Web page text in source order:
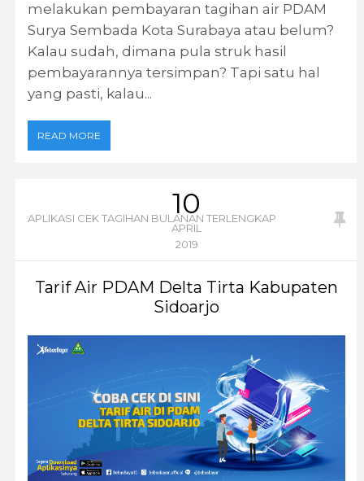
melakukan pembayaran tagihan air PDAM
Surya Sembada Kota Surabaya atau belum?
Kalau sudah, dimana pula struk hasil
pembayarannya tersimpan? Tapi satu hal
yang pasti, kalau...
READ MORE
10
APRIL
2019
APLIKASI CEK TAGIHAN BULANAN TERLENGKAP
Tarif Air PDAM Delta Tirta Kabupaten
Sidoarjo